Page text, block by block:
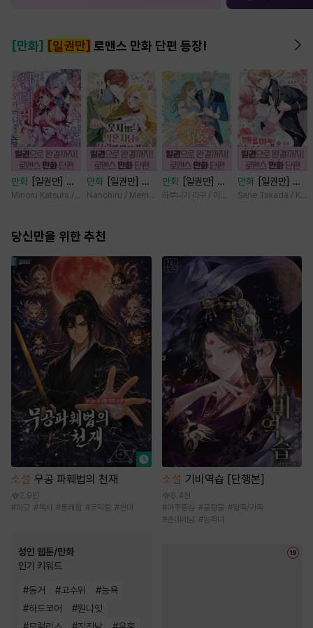
[만화] [일권만] 로맨스 만화 단편 등장!
만화
[일권만] 기
억상실 악역 영애
니에게서 도망칠
본]
Minoru Katsura / Mizune
만화
[일권만] 웃
지 않는 약혼자님
습니다 [단행본]
Nanohiru / Memeko
만화
[일권만] 제
약혼은 취소되었습
하루나기 리구 / 미즈메
만화
[일권만] 매
료 마법에 걸린 척
Sane Takada /
당신만을 위한 추천
소설 무공 파훼법의 천재
2.9만
#마교 # 책사 #통쾌함 #코믹함 #천마
성인 웹툰/만화
인기 키워드
#동거 #고수위 #능욕
#하드코어 #원나잇
소설 기비역습 [단행본]
8.4천
#여주중심 #궁정물 #왕족/귀족
#츤데레남 #능력녀